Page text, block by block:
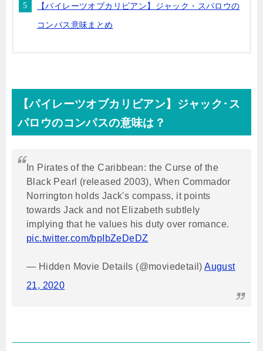
【パイレーツオブカリビアン】ジャック・スパロウの
コンパス意味まとめ
【パイレーツオブカリビアン】ジャック･ス
パロウのコンパスの意味は？
In Pirates of the Caribbean: the Curse of the
Black Pearl (released 2003), When Commador
Norrington holds Jack's compass, it points
towards Jack and not Elizabeth subtlely
implying that he values his duty over romance.
pic.twitter.com/bpIbZeDeDZ
— Hidden Movie Details (@moviedetail)August
21, 2020